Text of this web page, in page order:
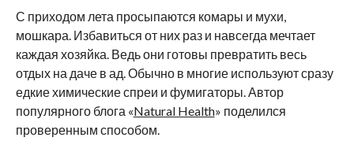
С приходом лета просыпаются комары и мухи,
мошкара. Избавиться от них раз и навсегда мечтает
каждая хозяйка. Ведь они готовы превратить весь
отдых на даче в ад. Обычно в многие используют сразу
едкие химические спреи и фумигаторы. Автор
популярного блога «Natural Health» поделился
проверенным способом.